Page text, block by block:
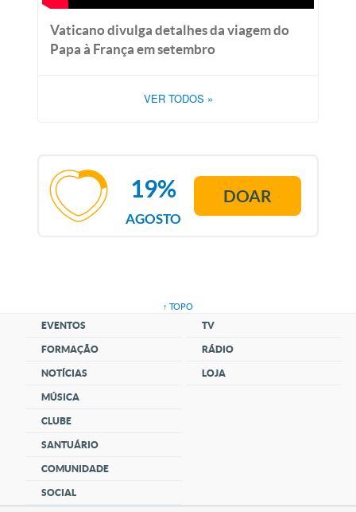
Vaticano divulga detalhes da viagem do
Papa à França em setembro
VER TODOS »
AGOSTO
19% DOAR
↑ TOPO
EVENTOS
FORMAÇÃO
NOTÍCIAS
MÚSICA
CLUBE
SANTUÁRIO
COMUNIDADE
SOCIAL
TV
RÁDIO
LOJA